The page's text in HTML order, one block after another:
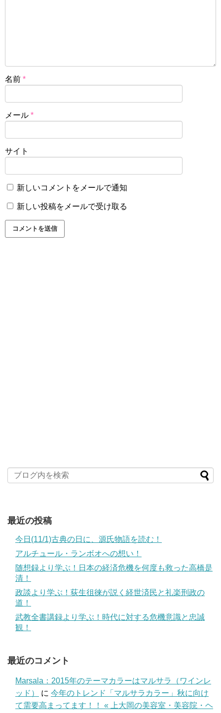
名前 *
メール *
サイト
新しいコメントをメールで通知
新しい投稿をメールで受け取る
最近の投稿
今日(11/1)古典の日に、源氏物語を読む！
アルチュール・ランボオへの想い！
随想録より学ぶ！日本の経済危機を何度も救った高橋是
清！
政談より学ぶ！荻生徂徠が説く経世済民と礼楽刑政の
道！
武教全書講録より学ぶ！時代に対する危機意識と忠誠
観！
最近のコメント
Marsala：2015年のテーマカラーはマルサラ（ワインレ
ッド）
に 今年のトレンド「マルサラカラー」秋に向け
て需要高まってます！！ « 上大岡の美容室・美容院・ヘ